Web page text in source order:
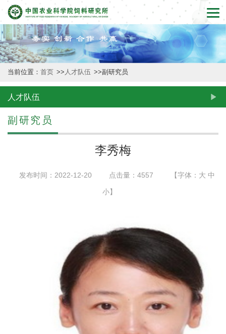
首
页
本
所
概
新
当前位置： 首页 >> 人才队伍 >>副研究员
人才队伍
副研究员
李秀梅
发布时间：2022-12-20 点击量： 4557 【字体： 大 中
小】